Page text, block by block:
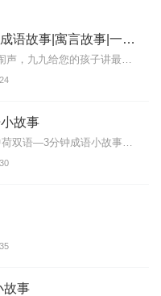
两分钟小故事专场 ｜成语故事|寓言故事|一千零一夜
每晚上几分钟成功消除哭闹声，九九给您的孩子讲最好的故事，学最实用的道理。内容包括：成语故事、寓言故事、一千零一夜等等一系列故事九九个人专辑，喜欢就点个订阅吧｜...
24
故事
由Sunway荷兰语出品《中荷双语—3分钟成语小故事》只要用3分钟，潜移默化的锻炼荷兰语！从听懂到会说，就是从你最熟悉的内容开始。...
30
35
故事